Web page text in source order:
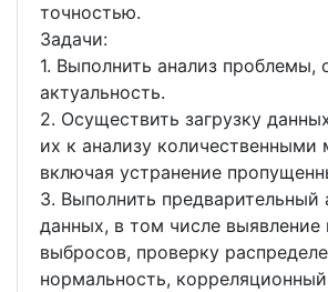
точностью.
Задачи:
1. Выполнить анализ проблемы,
актуальность.
2. Осуществить загрузку
их к анализу количественными
включая устранение
3. Выполнить предварительный
данных, в том числе выявление
выбросов, проверку
нормальность, корреляционный